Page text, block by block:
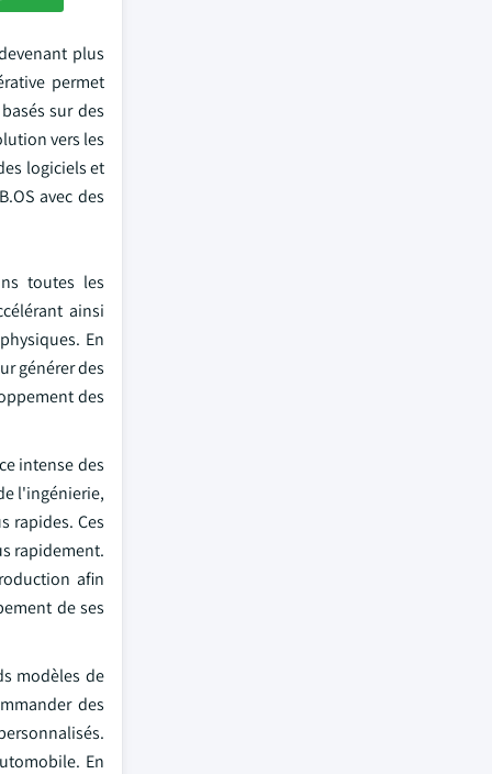
plus
permet
sur des
vers les
logiciels et
avec des
toutes les
ainsi
En
générer des
des
intense des
l'ingénierie,
rapides. Ces
rapidement.
afin
de ses
modèles de
des
En